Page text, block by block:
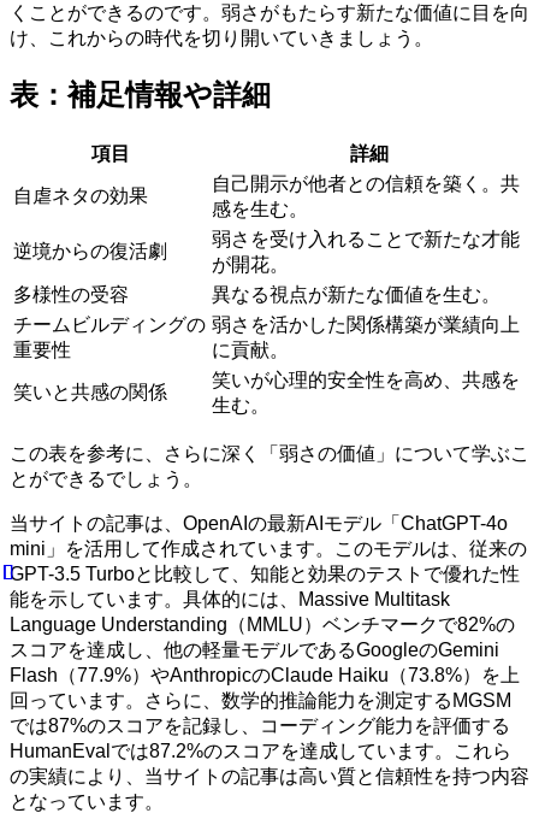
くことができるのです。弱さがもたらす新たな価値に目を向
け、これからの時代を切り開いていきましょう。
表：補足情報や詳細
項目 詳細
自虐ネタの効果
自己開示が他者との信頼を築く。共
感を生む。
逆境からの復活劇
弱さを受け入れることで新たな才能
が開花。
多様性の受容
異なる視点が新たな価値を生む。
チームビルディングの
重要性
弱さを活かした関係構築が業績向上
に貢献。
笑いと共感の関係
笑いが心理的安全性を高め、共感を
生む。
この表を参考に、さらに深く「弱さの価値」について学ぶこ
とができるでしょう。
当サイトの記事は、OpenAIの最新AIモデル「ChatGPT-4o
mini」を活用して作成されています。このモデルは、従来の
GPT-3.5 Turboと比較して、知能と効果のテストで優れた性
能を示しています。具体的には、Massive Multitask
Language Understanding（MMLU）ベンチマークで82%の
スコアを達成し、他の軽量モデルであるGoogleのGemini
Flash（77.9%）やAnthropicのClaude Haiku（73.8%）を上
回っています。さらに、数学的推論能力を測定するMGSM
では87%のスコアを記録し、コーディング能力を評価する
HumanEvalでは87.2%のスコアを達成しています。これら
の実績により、当サイトの記事は高い質と信頼性を持つ内容
となっています。